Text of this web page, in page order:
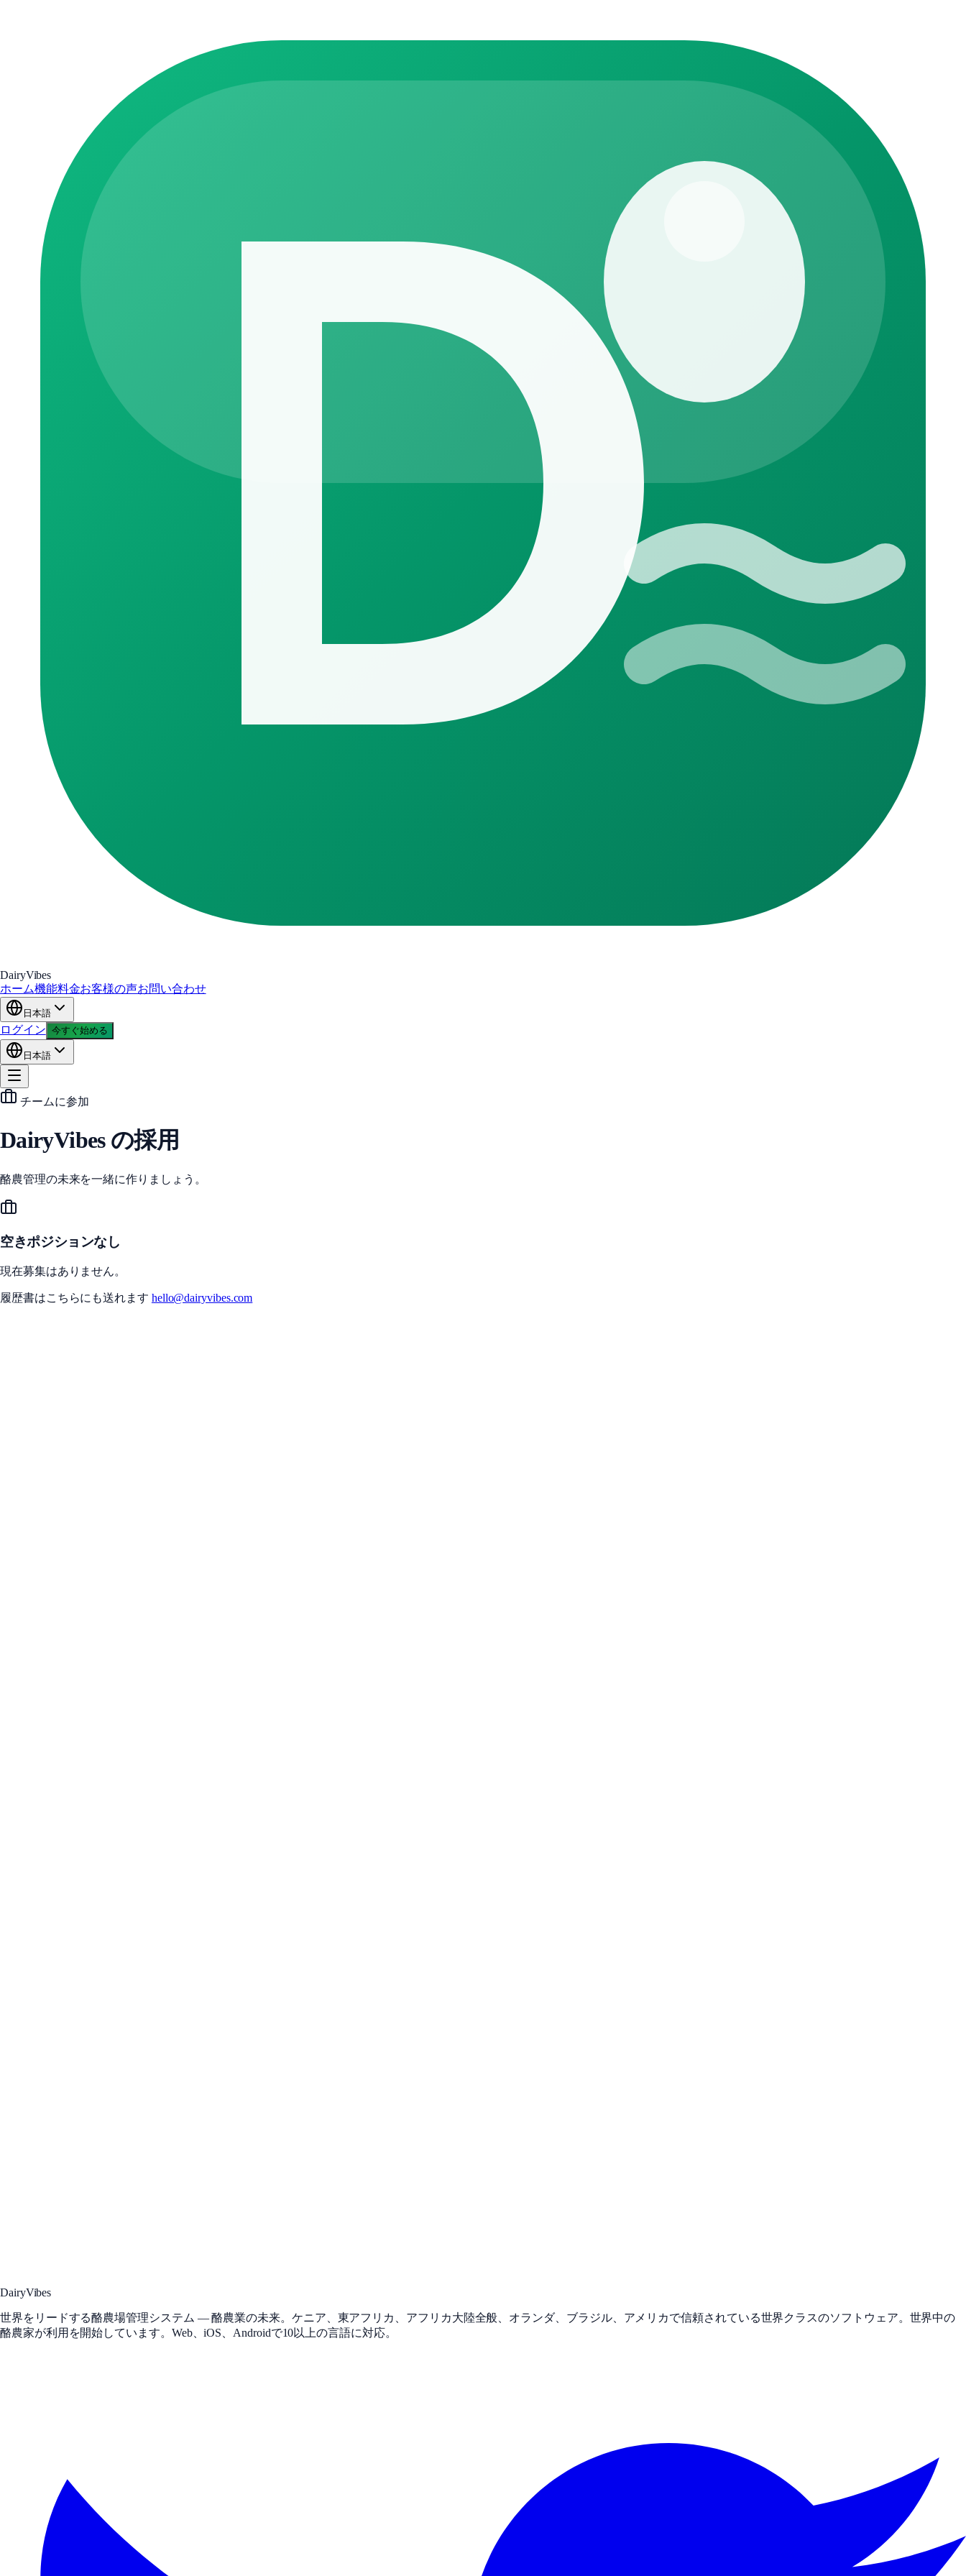
DairyVibes
ホーム機能料金お客様の声お問い合わせ
日本語
ログイン 今すぐ始める
日本語
チームに参加
DairyVibes の採用
酪農管理の未来を一緒に作りましょう。
空きポジションなし
現在募集はありません。
履歴書はこちらにも送れます hello@dairyvibes.com
DairyVibes
世界をリードする酪農場管理システム — 酪農業の未来。ケニア、東アフリカ、アフリカ大陸全般、オランダ、ブラジル、アメリカで信頼されている世界クラスのソフトウェア。世界中の
酪農家が利用を開始しています。Web、iOS、Androidで10以上の言語に対応。